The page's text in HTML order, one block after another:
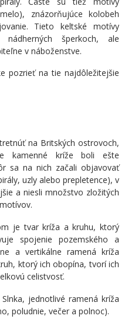
znázorňujúce kolobeh
Tieto keltské motívy
šperkoch, ale
v náboženstve.
pozrieť na tie najdôležitejšie
na Britských ostrovoch,
kamenné kríže boli ešte
sa na nich začali objavovať
uzly alebo prepletence), v
a niesli množstvo zložitých
je tvar kríža a kruhu, ktorý
spojenie pozemského a
a vertikálne ramená kríža
ktorý ich obopína, tvorí ich
celistvosť.
jednotlivé ramená kríža
poludnie, večer a polnoc).